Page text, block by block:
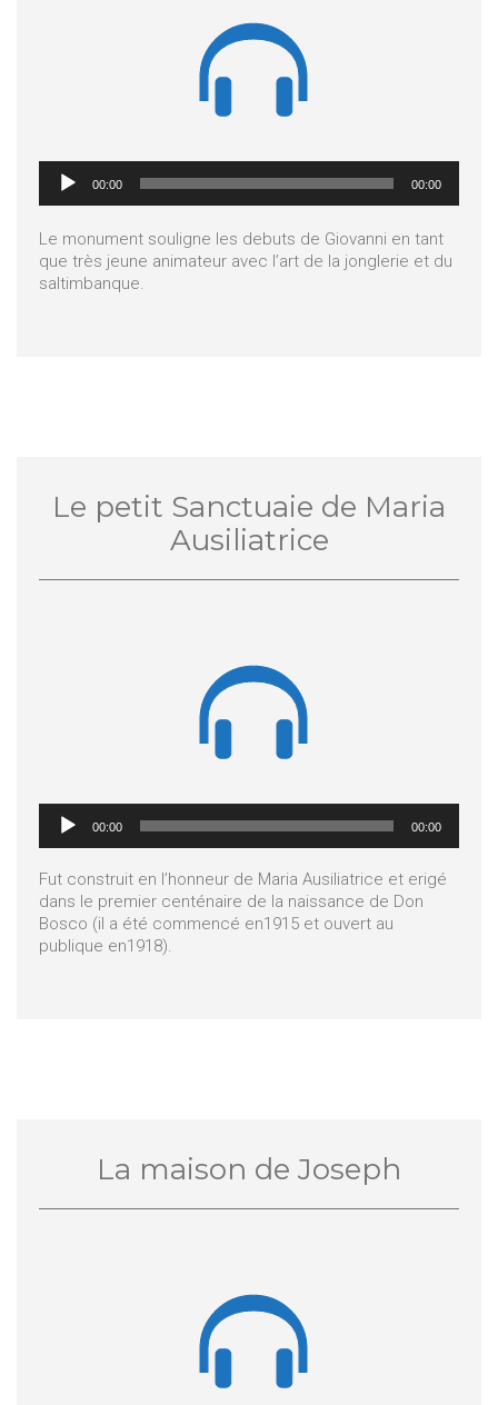

Lecteur
audio
00:00 00:00
Le monument souligne les debuts de Giovanni en tant
que très jeune animateur avec l’art de la jonglerie et du
saltimbanque.
Le petit Sanctuaie de Maria
Ausiliatrice

Lecteur
audio
00:00 00:00
Fut construit en l’honneur de Maria Ausiliatrice et erigé
dans le premier centénaire de la naissance de Don
Bosco (il a été commencé en1915 et ouvert au
publique en1918).
La maison de Joseph
